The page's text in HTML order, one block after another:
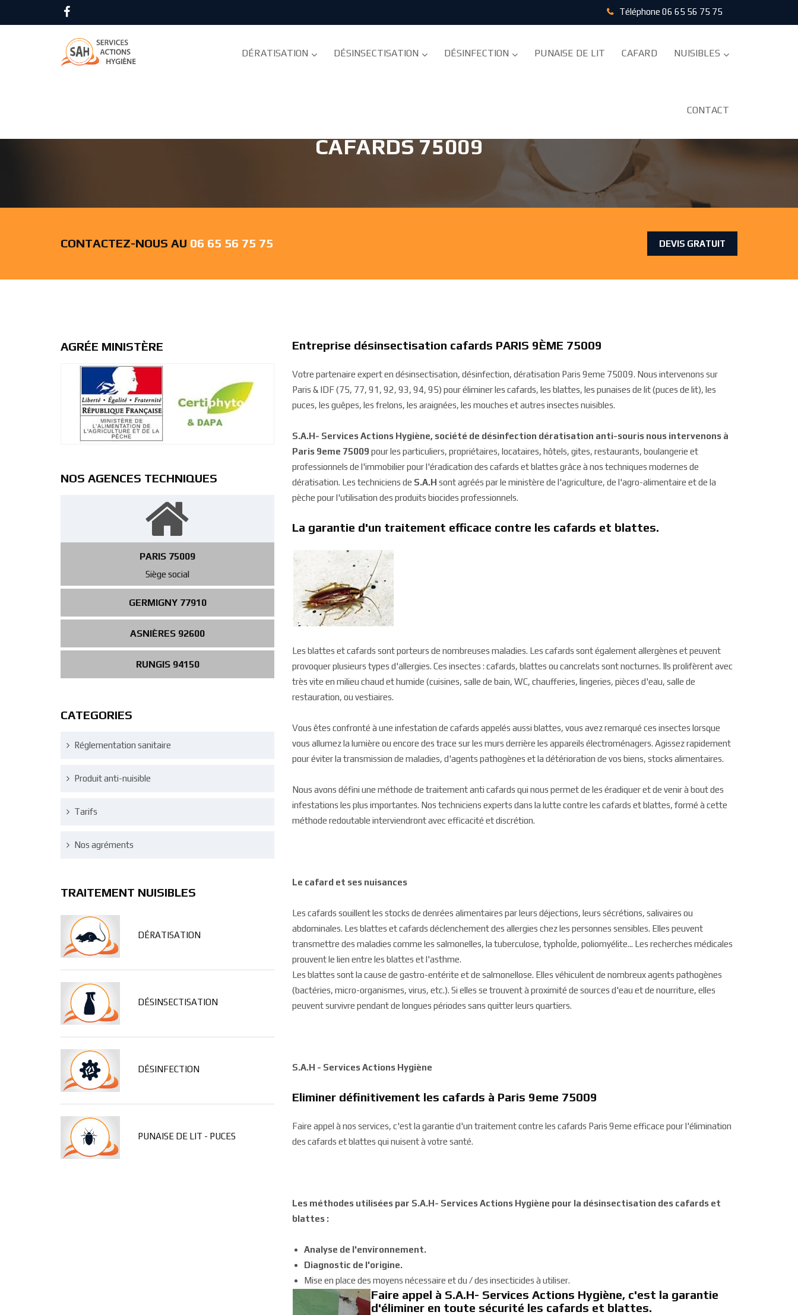
Téléphone 06 65 56 75 75
DÉRATISATION DÉSINSECTISATION DÉSINFECTION PUNAISE DE LIT CAFARD NUISIBLES
CONTACT
Accueil
CAFARDS 75009
CONTACTEZ-NOUS AU 06 65 56 75 75 DEVIS GRATUIT
AGRÉE MINISTÈRE
NOS AGENCES TECHNIQUES
PARIS 75009
Siège social
GERMIGNY 77910
ASNIÈRES 92600
RUNGIS 94150
CATEGORIES
Réglementation sanitaire
Produit anti-nuisible
Tarifs
Nos agréments
TRAITEMENT NUISIBLES
DÉRATISATION
DÉSINSECTISATION
DÉSINFECTION
PUNAISE DE LIT - PUCES
Entreprise désinsectisation cafards PARIS 9ÈME 75009
Votre partenaire expert en désinsectisation, désinfection, dératisation Paris 9eme 75009. Nous intervenons sur
Paris & IDF (75, 77, 91, 92, 93, 94, 95) pour éliminer les cafards, les blattes, les punaises de lit (puces de lit), les
puces, les guêpes, les frelons, les araignées, les mouches et autres insectes nuisibles.
S.A.H- Services Actions Hygiène, société de désinfection dératisation anti-souris nous intervenons à
Paris 9eme 75009 pour les particuliers, propriétaires, locataires, hôtels, gites, restaurants, boulangerie et
professionnels de l'immobilier pour l'éradication des cafards et blattes grâce à nos techniques modernes de
dératisation. Les techniciens de S.A.H sont agréés par le ministère de l'agriculture, de l'agro-alimentaire et de la
pèche pour l'utilisation des produits biocides professionnels.
La garantie d'un traitement efficace contre les cafards et blattes.
Les blattes et cafards sont porteurs de nombreuses maladies. Les cafards sont également allergènes et peuvent
provoquer plusieurs types d'allergies. Ces insectes : cafards, blattes ou cancrelats sont nocturnes. Ils prolifèrent avec
très vite en milieu chaud et humide (cuisines, salle de bain, WC, chaufferies, lingeries, pièces d'eau, salle de
restauration, ou vestiaires.
Vous êtes confronté à une infestation de cafards appelés aussi blattes, vous avez remarqué ces insectes lorsque
vous allumez la lumière ou encore des trace sur les murs derrière les appareils électroménagers. Agissez rapidement
pour éviter la transmission de maladies, d'agents pathogènes et la détérioration de vos biens, stocks alimentaires.
Nous avons défini une méthode de traitement anti cafards qui nous permet de les éradiquer et de venir à bout des
infestations les plus importantes. Nos techniciens experts dans la lutte contre les cafards et blattes, formé à cette
méthode redoutable interviendront avec efficacité et discrétion.
Le cafard et ses nuisances
Les cafards souillent les stocks de denrées alimentaires par leurs déjections, leurs sécrétions, salivaires ou
abdominales. Les blattes et cafards déclenchement des allergies chez les personnes sensibles. Elles peuvent
transmettre des maladies comme les salmonelles, la tuberculose, typhoÎde, poliomyélite... Les recherches médicales
prouvent le lien entre les blattes et l'asthme.
Les blattes sont la cause de gastro-entérite et de salmonellose. Elles véhiculent de nombreux agents pathogènes
(bactéries, micro-organismes, virus, etc.). Si elles se trouvent à proximité de sources d'eau et de nourriture, elles
peuvent survivre pendant de longues périodes sans quitter leurs quartiers.
S.A.H - Services Actions Hygiène
Eliminer définitivement les cafards à Paris 9eme 75009
Faire appel à nos services, c'est la garantie d'un traitement contre les cafards Paris 9eme efficace pour l'élimination
des cafards et blattes qui nuisent à votre santé.
Les méthodes utilisées par S.A.H- Services Actions Hygiène pour la désinsectisation des cafards et
blattes :
Analyse de l'environnement.
Diagnostic de l'origine.
Mise en place des moyens nécessaire et du / des insecticides à utiliser.
Faire appel à S.A.H- Services Actions Hygiène, c'est la garantie
d'éliminer en toute sécurité les cafards et blattes.